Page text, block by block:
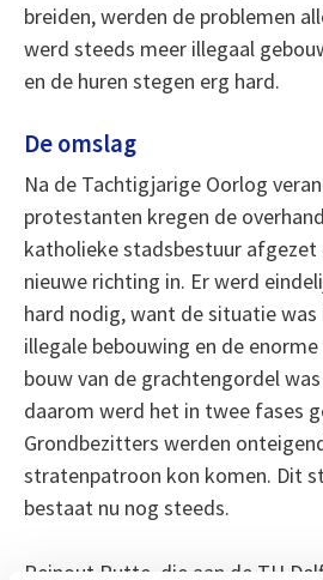
breiden, werden de problemen
werd steeds meer illegaal
en de huren stegen erg hard.
De omslag
Na de Tachtigjarige Oorlog
protestanten kregen de
katholieke stadsbestuur afgezet
nieuwe richting in. Er werd
hard nodig, want de situatie was
illegale bebouwing en de
bouw van de grachtengordel
daarom werd het in twee fases
Grondbezitters werden
stratenpatroon kon komen. Dit
bestaat nu nog steeds.
Reinout Rutte, die aan de TU